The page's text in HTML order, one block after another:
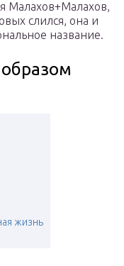
Малахов+Малахов,
слился, она и
название.
жизнь